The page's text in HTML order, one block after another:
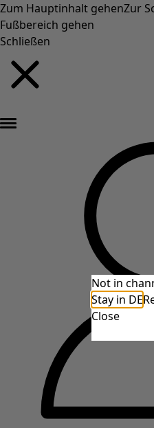
Zum Hauptinhalt gehenZur
Fußbereich gehen
Schließen
Not in
Stay in DE
Close